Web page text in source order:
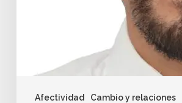
Afectividad Cambio y relaciones